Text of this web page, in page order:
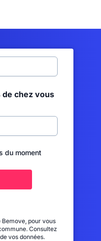
chez vous
du moment
pour vous
Consultez
vos données.